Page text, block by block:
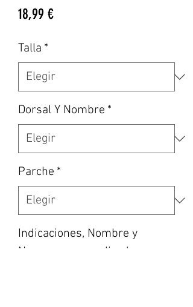
18,99 €Precio
Talla *
Dorsal Y Nombre *
Parche *
Indicaciones, Nombre y
Numero personalizado en